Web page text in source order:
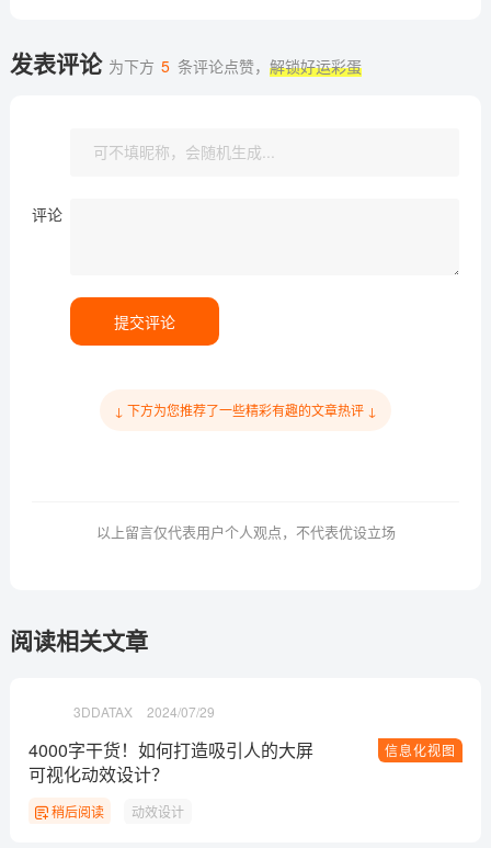
发表评论 为下方 5 条评论点赞，解锁好运彩蛋
评论
提交评论
↓ 下方为您推荐了一些精彩有趣的文章热评 ↓
以上留言仅代表用户个人观点，不代表优设立场
阅读相关文章
3DDATAX 2024/07/29
信息化视图
4000字干货！如何打造吸引人的大屏
可视化动效设计？
稍后阅读 动效设计